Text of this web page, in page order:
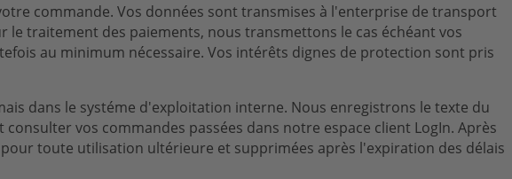
commande. Vos données sont transmises à l'enterprise de transport
le traitement des paiements, nous transmettons le cas échéant vos
au minimum nécessaire. Vos intérêts dignes de protection sont pris
dans le systéme d'exploitation interne. Nous enregistrons le texte du
vos commandes passées dans notre espace client LogIn. Après
toute utilisation ultérieure et supprimées après l'expiration des délais